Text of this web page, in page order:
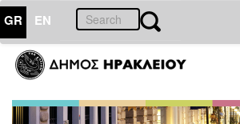
GR EN
ΔΗΜΟΣ
Δελτία
Τύπου